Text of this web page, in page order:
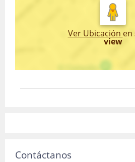
Ver Ubicación en
view
Contáctanos